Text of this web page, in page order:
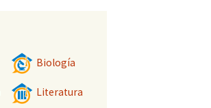
Biología
Literatura